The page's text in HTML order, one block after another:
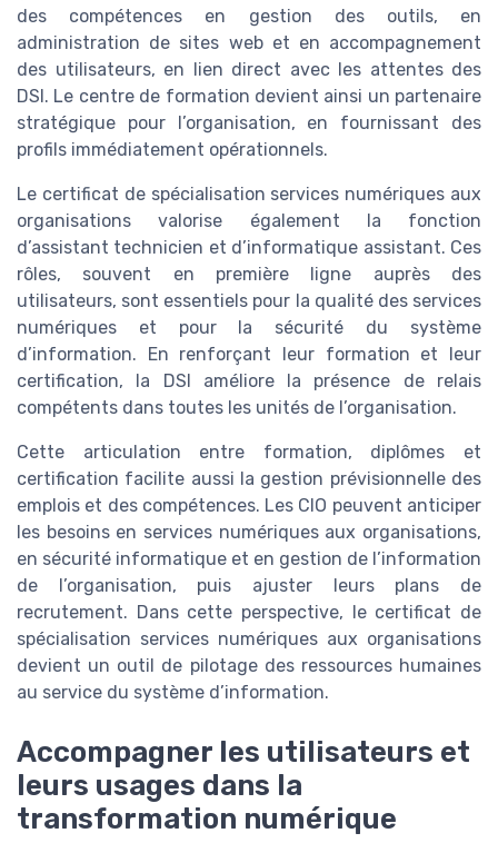
des compétences en gestion des outils, en
administration de sites web et en accompagnement
des utilisateurs, en lien direct avec les attentes des
DSI. Le centre de formation devient ainsi un partenaire
stratégique pour l’organisation, en fournissant des
profils immédiatement opérationnels.
Le certificat de spécialisation services numériques aux
organisations valorise également la fonction
d’assistant technicien et d’informatique assistant. Ces
rôles, souvent en première ligne auprès des
utilisateurs, sont essentiels pour la qualité des services
numériques et pour la sécurité du système
d’information. En renforçant leur formation et leur
certification, la DSI améliore la présence de relais
compétents dans toutes les unités de l’organisation.
Cette articulation entre formation, diplômes et
certification facilite aussi la gestion prévisionnelle des
emplois et des compétences. Les CIO peuvent anticiper
les besoins en services numériques aux organisations,
en sécurité informatique et en gestion de l’information
de l’organisation, puis ajuster leurs plans de
recrutement. Dans cette perspective, le certificat de
spécialisation services numériques aux organisations
devient un outil de pilotage des ressources humaines
au service du système d’information.
Accompagner les utilisateurs et
leurs usages dans la
transformation numérique